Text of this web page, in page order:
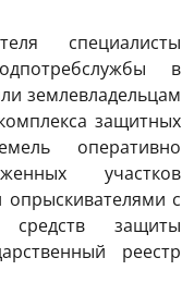
специалисты
в
землевладельцам
защитных
оперативно
участков
с
средств защиты
реестр